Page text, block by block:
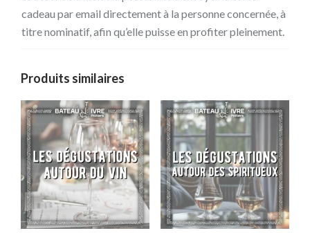
cadeau par email directement à la personne concernée, à
titre nominatif, afin qu’elle puisse en profiter pleinement.
Produits similaires